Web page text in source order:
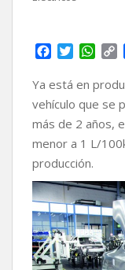
c
e
b
o
o
k
t
t
e
r
W
a
t
s
A
p
p
y
L
i
n
Ya está en
vehículo que se
más de 2 años,
menor a 1 L/
producción.